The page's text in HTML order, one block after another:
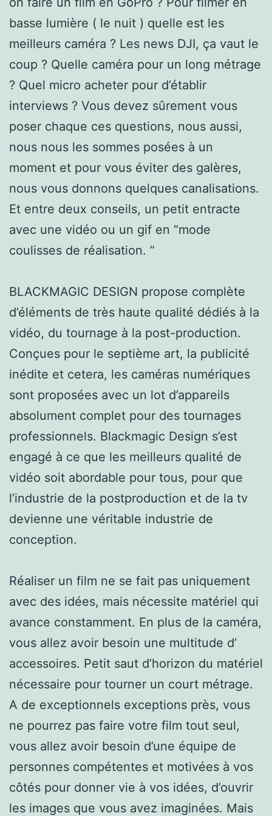
basse lumière ( le nuit ) quelle est les
meilleurs caméra ? Les news DJI, ça vaut le
coup ? Quelle caméra pour un long métrage
? Quel micro acheter pour d’établir
interviews ? Vous devez sûrement vous
poser chaque ces questions, nous aussi,
nous nous les sommes posées à un
moment et pour vous éviter des galères,
nous vous donnons quelques canalisations.
Et entre deux conseils, un petit entracte
avec une vidéo ou un gif en “mode
coulisses de réalisation. ”
BLACKMAGIC DESIGN propose complète
d’éléments de très haute qualité dédiés à la
vidéo, du tournage à la post-production.
Conçues pour le septième art, la publicité
inédite et cetera, les caméras numériques
sont proposées avec un lot d’appareils
absolument complet pour des tournages
professionnels. Blackmagic Design s’est
engagé à ce que les meilleurs qualité de
vidéo soit abordable pour tous, pour que
l’industrie de la postproduction et de la tv
devienne une véritable industrie de
conception.
Réaliser un film ne se fait pas uniquement
avec des idées, mais nécessite matériel qui
avance constamment. En plus de la caméra,
vous allez avoir besoin une multitude d’
accessoires. Petit saut d’horizon du matériel
nécessaire pour tourner un court métrage.
A de exceptionnels exceptions près, vous
ne pourrez pas faire votre film tout seul,
vous allez avoir besoin d’une équipe de
personnes compétentes et motivées à vos
côtés pour donner vie à vos idées, d’ouvrir
les images que vous avez imaginées. Mais